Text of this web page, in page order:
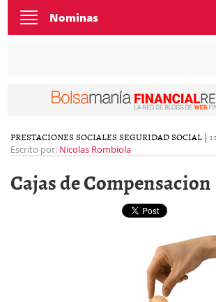
Toggle
navigation
Nominas
PRESTACIONES SOCIALES SEGURIDAD SOCIAL |
Escrito por: Nicolas Rombiola
Cajas de Compensacion